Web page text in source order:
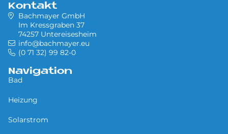
Kontakt
Bachmayer GmbH
Im Kressgraben 37
74257 Untereisesheim
info@bachmayer.eu
(0 71 32) 99 82-0
Navigation
Bad
Heizung
Solarstrom